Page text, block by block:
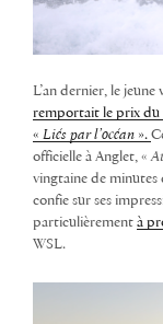
L’an dernier, le
remportait le prix du
« Liés par l’océan ».
officielle à Anglet, «
vingtaine de minutes
confie sur ses
particulièrement à
WSL.